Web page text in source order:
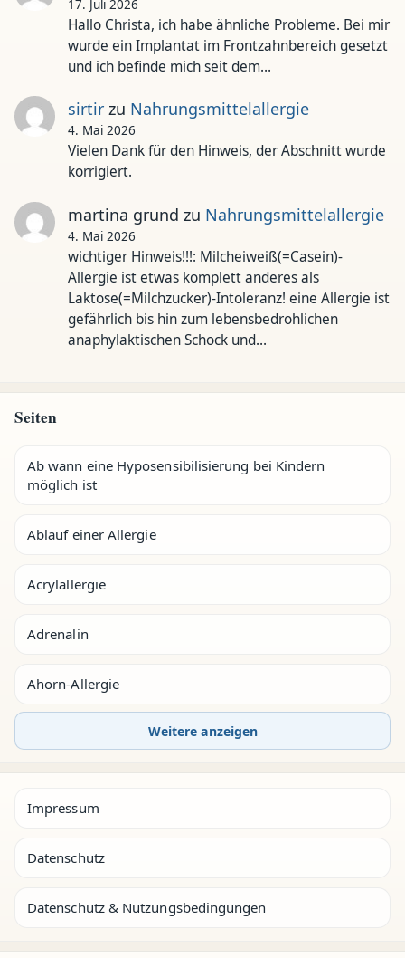
17. Juli 2026
Hallo Christa, ich habe ähnliche Probleme. Bei mir
wurde ein Implantat im Frontzahnbereich gesetzt
und ich befinde mich seit dem…
sirtirzu Nahrungsmittelallergie
4. Mai 2026
Vielen Dank für den Hinweis, der Abschnitt wurde
korrigiert.
martina grund zu Nahrungsmittelallergie
4. Mai 2026
wichtiger Hinweis!!!: Milcheiweiß(=Casein)-
Allergie ist etwas komplett anderes als
Laktose(=Milchzucker)-Intoleranz! eine Allergie ist
gefährlich bis hin zum lebensbedrohlichen
anaphylaktischen Schock und…
Seiten
Ab wann eine Hyposensibilisierung bei Kindern
möglich ist
Ablauf einer Allergie
Acrylallergie
Adrenalin
Ahorn-Allergie
Weitere anzeigen
Impressum
Datenschutz
Datenschutz & Nutzungsbedingungen